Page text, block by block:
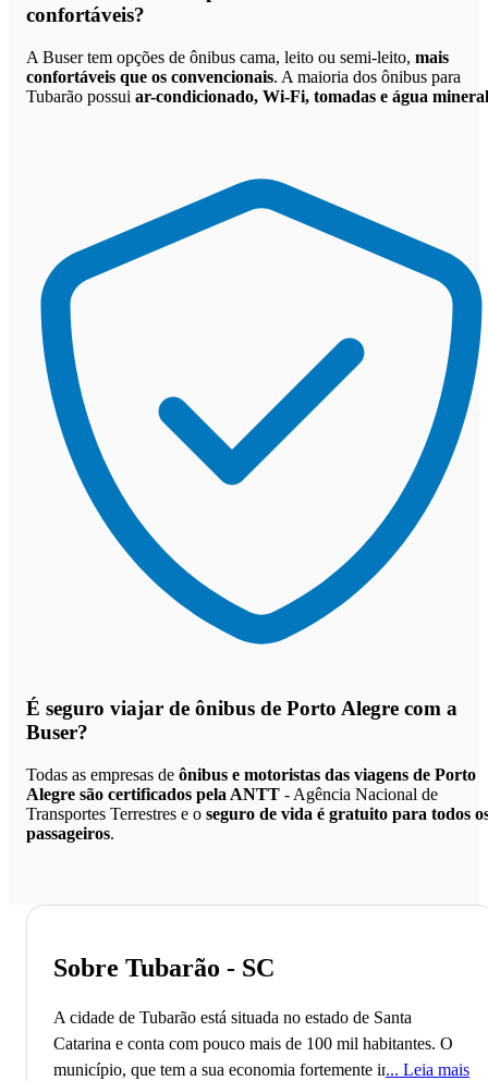
confortáveis?
A Buser tem opções de ônibus cama, leito ou semi-leito, mais
confortáveis que os convencionais. A maioria dos ônibus para
Tubarão possui ar-condicionado, Wi-Fi, tomadas e água mineral
É seguro viajar de ônibus de Porto Alegre com a
Buser?
Todas as empresas de ônibus e motoristas das viagens de Porto
Alegre são certificados pela ANTT - Agência Nacional de
Transportes Terrestres e o seguro de vida é gratuito para todos
passageiros.
Sobre Tubarão - SC
A cidade de Tubarão está situada no estado de Santa
Catarina e conta com pouco mais de 100 mil habitantes. O
município, que tem a sua economia fortemente influenciada
Leia mais